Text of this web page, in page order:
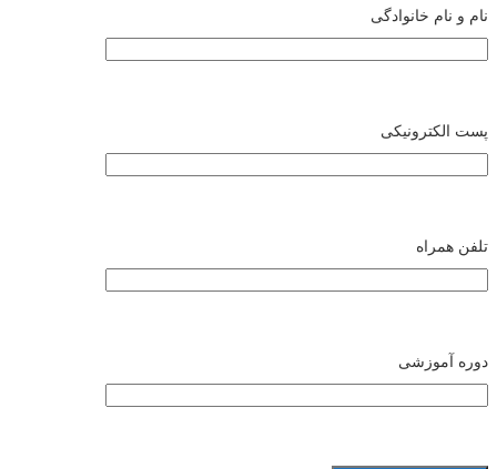
نام و نام خانوادگی
پست الکترونیکی
تلفن همراه
دوره آموزشی